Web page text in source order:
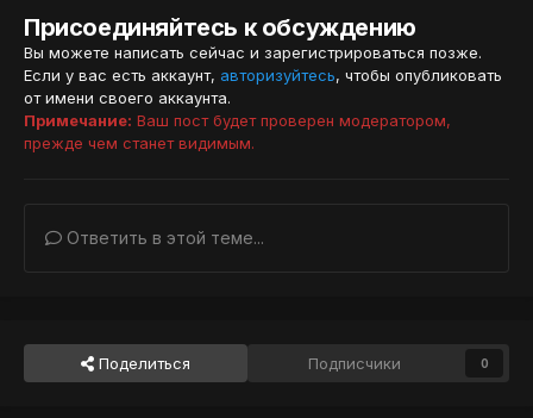
Присоединяйтесь к обсуждению
Вы можете написать сейчас и зарегистрироваться позже.
Если у вас есть аккаунт, авторизуйтесь, чтобы опубликовать
от имени своего аккаунта.
Примечание: Ваш пост будет проверен модератором,
прежде чем станет видимым.
Ответить в этой теме...
Поделиться Подписчики 0